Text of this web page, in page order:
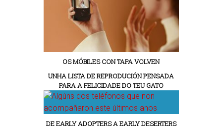
OS MÓBILES CON TAPA VOLVEN
UNHA LISTA DE REPRODUCIÓN PENSADA
PARA A FELICIDADE DO TEU GATO
DE EARLY ADOPTERS A EARLY DESERTERS